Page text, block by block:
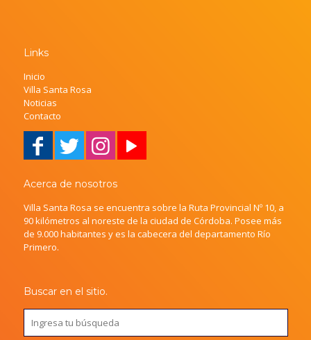
Links
Inicio
Villa Santa Rosa
Noticias
Contacto
Acerca de nosotros
Villa Santa Rosa se encuentra sobre la Ruta Provincial Nº 10, a
90 kilómetros al noreste de la ciudad de Córdoba. Posee más
de 9.000 habitantes y es la cabecera del departamento Río
Primero.
Buscar en el sitio.